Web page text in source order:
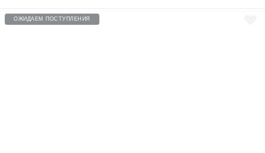
ОЖИДАЕМ ПОСТУПЛЕНИЯ